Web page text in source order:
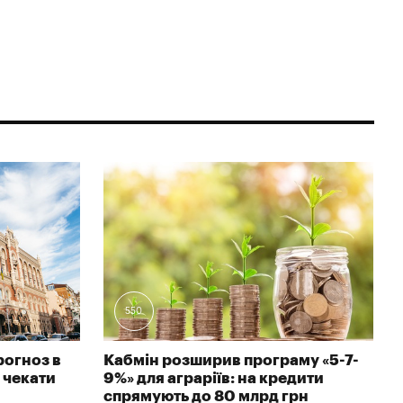
в
чекати
550
Кабмін розширив програму «5-7-
9%» для аграріїв: на кредити
спрямують до 80 млрд грн